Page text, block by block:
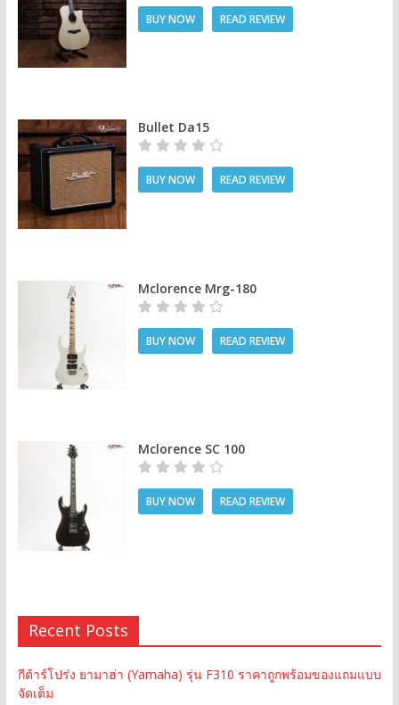
BUY NOW READ REVIEW
Bullet Da15
BUY NOW READ REVIEW
Mclorence Mrg-180
BUY NOW READ REVIEW
Mclorence SC 100
BUY NOW READ REVIEW
Recent Posts
กีต้าร์โปร่ง ยามาฮ่า (Yamaha) รุ่น F310 ราคาถูกพร้อมของแถมแบบ
จัดเต็ม